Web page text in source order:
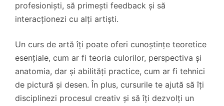
profesioniști, să primești feedback și să
interacționezi cu alți artiști.
Un curs de artă îți poate oferi cunoștințe teoretice
esențiale, cum ar fi teoria culorilor, perspectiva și
anatomia, dar și abilități practice, cum ar fi tehnici
de pictură și desen. În plus, cursurile te ajută să îți
disciplinezi procesul creativ și să îți dezvolți un